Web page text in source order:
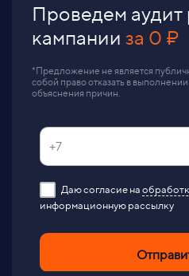
Проведем
кампании за 0 ₽
*Предложение не является
собой право отказать в
объяснения причин.
Даю согласие на
информационную рассылку